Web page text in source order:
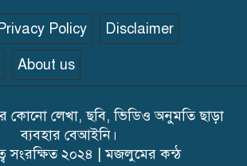
বিন্দুবাসিনী সরকারি বালিকা উচ্চ
বিদ্যালয়ে গণঅভ্যুত্থান দিবস পালিত
টাঙ্গাইলে অনুমোদনহীন ৪টি ক্লিনিক
সিলগালা ও জরিমানা
Privacy Policy Disclaimer
About us
কোনো লেখা, ছবি, ভিডিও অনুমতি ছাড়া
ব্যবহার বেআইনি।
সংরক্ষিত ২০২৪ | মজলুমের কন্ঠ